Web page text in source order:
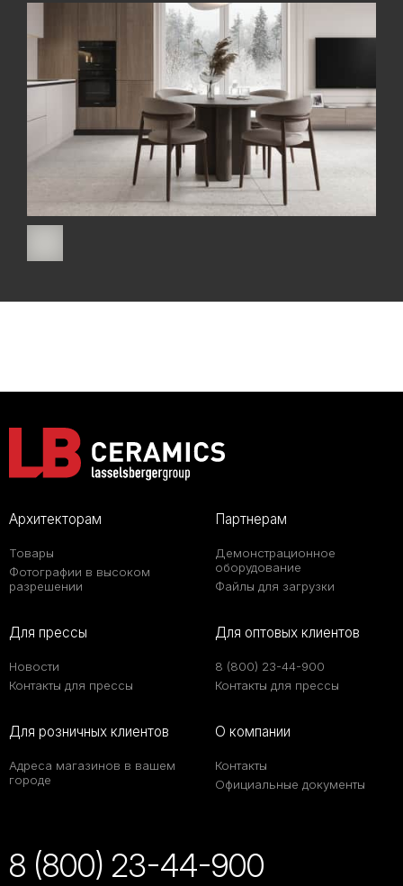
Архитекторам
Товары
Фотографии в высоком
разрешении
Партнерам
Демонстрационное
оборудование
Файлы для загрузки
Для прессы
Новости
Контакты для прессы
Для оптовых клиентов
8 (800) 23-44-900
Контакты для прессы
Для розничных клиентов
Адреса магазинов в вашем
городе
О компании
Контакты
Официальные документы
8 (800) 23-44-900